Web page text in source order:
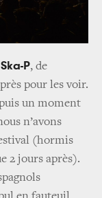
Ska-P, de
pour les voir.
un moment
n’avons
(hormis
2 jours après).